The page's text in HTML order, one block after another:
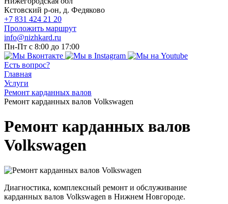
Кстовский р-он, д. Федяково
+7 831 424 21 20
Проложить маршрут
info@nizhkard.ru
Пн-Пт с 8:00 до 17:00
Есть вопрос?
Главная
Услуги
Ремонт карданных валов
Ремонт карданных валов Volkswagen
Ремонт карданных валов
Volkswagen
Диагностика, комплексный ремонт и обслуживание
карданных валов Volkswagen в Нижнем Новгороде.